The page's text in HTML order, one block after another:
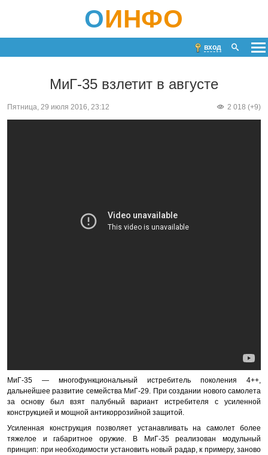
ОИНФО
вход
МиГ-35 взлетит в августе
2 018 (+9)
Пятница, 29 июля 2016, 23:12
МиГ-35 — многофункциональный истребитель поколения 4++,
дальнейшее развитие семейства МиГ-29. При создании нового самолета
за основу был взят палубный вариант истребителя с усиленной
конструкцией и мощной антикоррозийной защитой.
Усиленная конструкция позволяет устанавливать на самолет более
тяжелое и габаритное оружие. В МиГ-35 реализован модульный
принцип: при необходимости установить новый радар, к примеру, заново